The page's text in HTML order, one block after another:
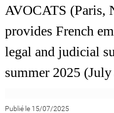
AVOCATS (Paris,
provides French
legal and judicial
summer 2025
Publié le 15/07/2025